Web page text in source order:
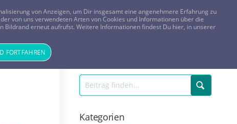
FRAGEN? KOSTENLOS ANRUFEN: 0800-8478266
Tageskarte Magazin ANMELDEN REGISTRIEREN
Kategorien
von Anzeigen, um Dir insgesamt eine angenehmere Erfahrung zu
von uns verwendeten Arten von Cookies und Informationen über die
Bildrand erneut aufrufst. Weitere Informationen findest Du hier, in unserer
FORTFAHREN